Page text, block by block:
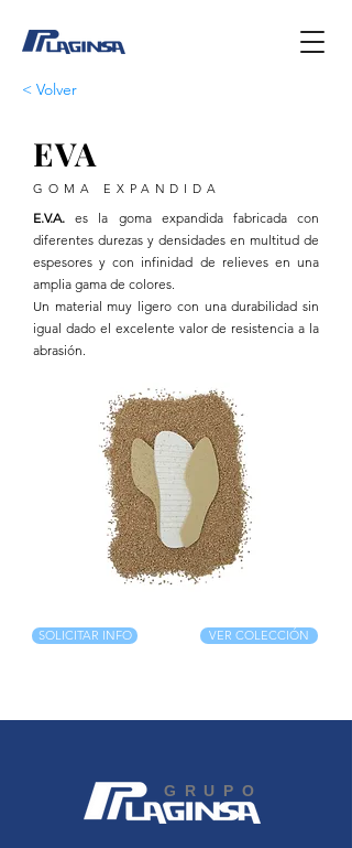
< Volver
EVA
GOMA EXPANDIDA
E.V.A. es la goma expandida fabricada con
diferentes durezas y densidades en multitud de
espesores y con infinidad de relieves en una
amplia gama de colores.
Un material muy ligero con una durabilidad sin
igual dado el excelente valor de resistencia a la
abrasión.
SOLICITAR INFO VER COLECCIÓN
GRUPO